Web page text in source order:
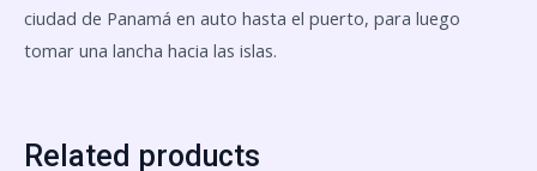
ciudad de Panamá en auto hasta el puerto, para luego
tomar una lancha hacia las islas.
Related products